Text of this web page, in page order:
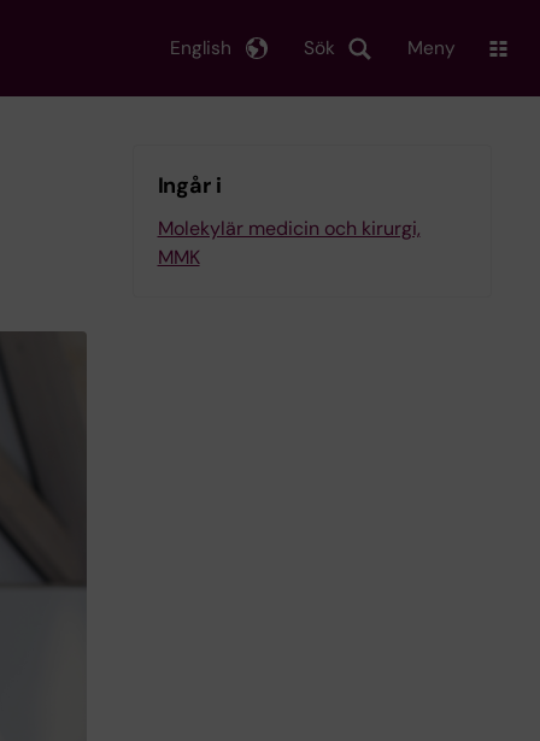
Sök
English Meny
Ingår i
Molekylär medicin och kirurgi,
MMK